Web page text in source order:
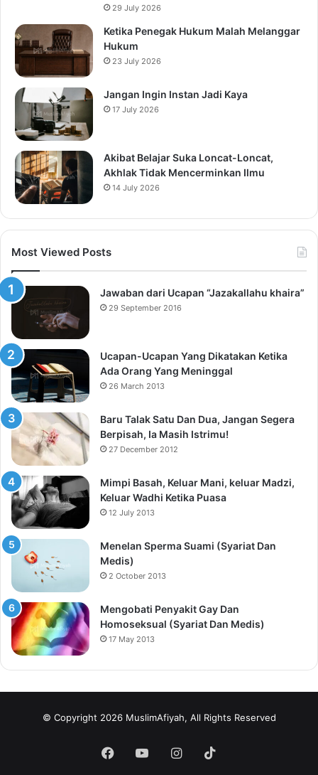
29 July 2026
Ketika Penegak Hukum Malah Melanggar
Hukum
23 July 2026
Jangan Ingin Instan Jadi Kaya
17 July 2026
Akibat Belajar Suka Loncat-Loncat,
Akhlak Tidak Mencerminkan Ilmu
14 July 2026
Most Viewed Posts
Jawaban dari Ucapan “Jazakallahu khaira”
29 September 2016
Ucapan-Ucapan Yang Dikatakan Ketika
Ada Orang Yang Meninggal
26 March 2013
Baru Talak Satu Dan Dua, Jangan Segera
Berpisah, Ia Masih Istrimu!
27 December 2012
Mimpi Basah, Keluar Mani, keluar Madzi,
Keluar Wadhi Ketika Puasa
12 July 2013
Menelan Sperma Suami (Syariat Dan
Medis)
2 October 2013
Mengobati Penyakit Gay Dan
Homoseksual (Syariat Dan Medis)
17 May 2013
© Copyright 2026 MuslimAfiyah, All Rights Reserved
Facebook
YouTubeInstagram